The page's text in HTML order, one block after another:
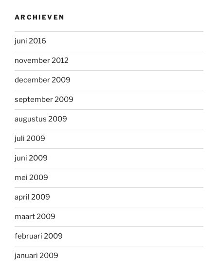
ARCHIEVEN
juni 2016
november 2012
december 2009
september 2009
augustus 2009
juli 2009
juni 2009
mei 2009
april 2009
maart 2009
februari 2009
januari 2009